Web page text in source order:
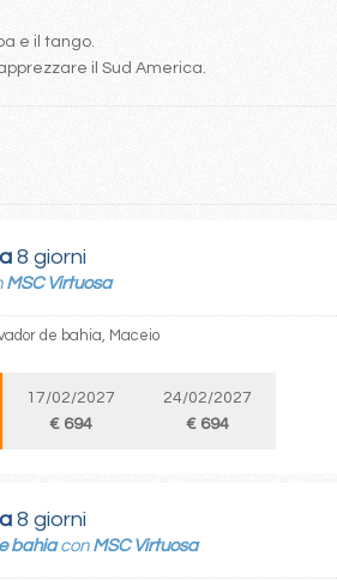
e il tango.
il Sud America.
8 giorni
MSC Virtuosa
de bahia, Maceio
17/02/2027
€ 694
24/02/2027
€ 694
8 giorni
bahiacon MSC Virtuosa